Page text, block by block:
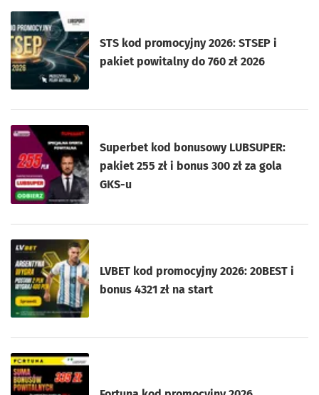
STS kod promocyjny 2026: STSEP i
pakiet powitalny do 760 zł 2026
Superbet kod bonusowy LUBSUPER:
pakiet 255 zł i bonus 300 zł za gola
GKS-u
LVBET kod promocyjny 2026: 20BEST i
bonus 4321 zł na start